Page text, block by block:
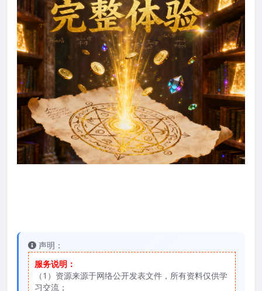
声明：
服务说明：
（1）资源来源于网络公开发表文件，所有资料仅供学
习交流；